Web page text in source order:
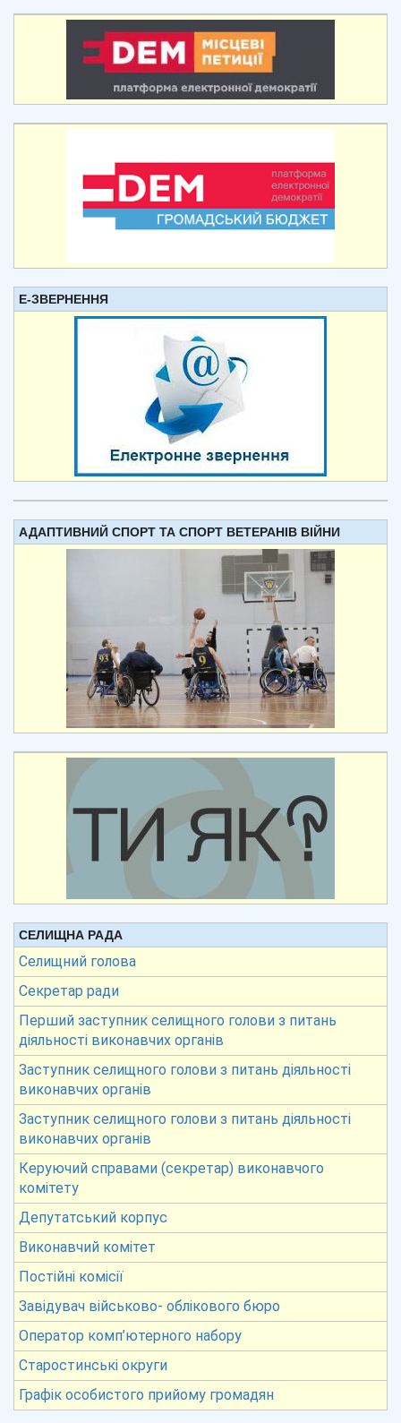
Е-ЗВЕРНЕННЯ
АДАПТИВНИЙ СПОРТ ТА СПОРТ ВЕТЕРАНІВ ВІЙНИ
СЕЛИЩНА РАДА
Селищний голова
Секретар ради
Перший заступник селищного голови з питань
діяльності виконавчих органів
Заступник селищного голови з питань діяльності
виконавчих органів
Заступник селищного голови з питань діяльності
виконавчих органів
Керуючий справами (секретар) виконавчого
комітету
Депутатський корпус
Виконавчий комітет
Постійні комісії
Завідувач військово- облікового бюро
Оператор комп’ютерного набору
Старостинські округи
Графік особистого прийому громадян